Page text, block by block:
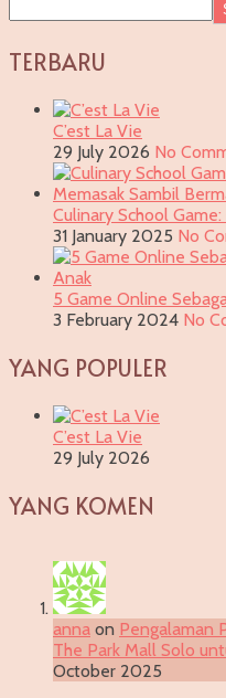
TERBARU
C’est La Vie
29 July 2026 No
Culinary School
31 January 2025 No
5 Game Online
3 February 2024 No
YANG POPULER
C’est La Vie
29 July 2026
YANG KOMEN
anna on Pengalaman
The Park Mall Solo
October 2025